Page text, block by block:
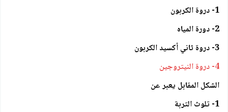
1- دروة الكربون
2- دورة المياه
3- دروة ثاني أكسيد الكربون
4- دروة النيتروجين
الشكل المقابل يعبر عن
1- تلوث التربة